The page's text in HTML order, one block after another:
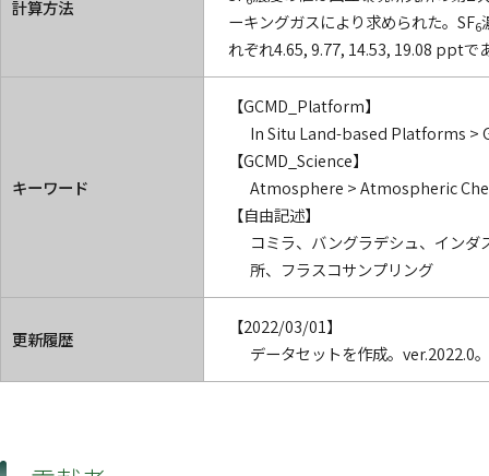
計算方法
ーキングガスにより求められた。SF6
れぞれ4.65, 9.77, 14.53, 19.08 pptで
キーワード
【GCMD_Platform】
In Situ Land-based Platforms >
【GCMD_Science】
Atmosphere > Atmospheric
【自由記述】
コミラ、バングラデシュ、インダ
所、フラスコサンプリング
更新履歴
【2022/03/01】
データセットを作成。ver.2022.0。